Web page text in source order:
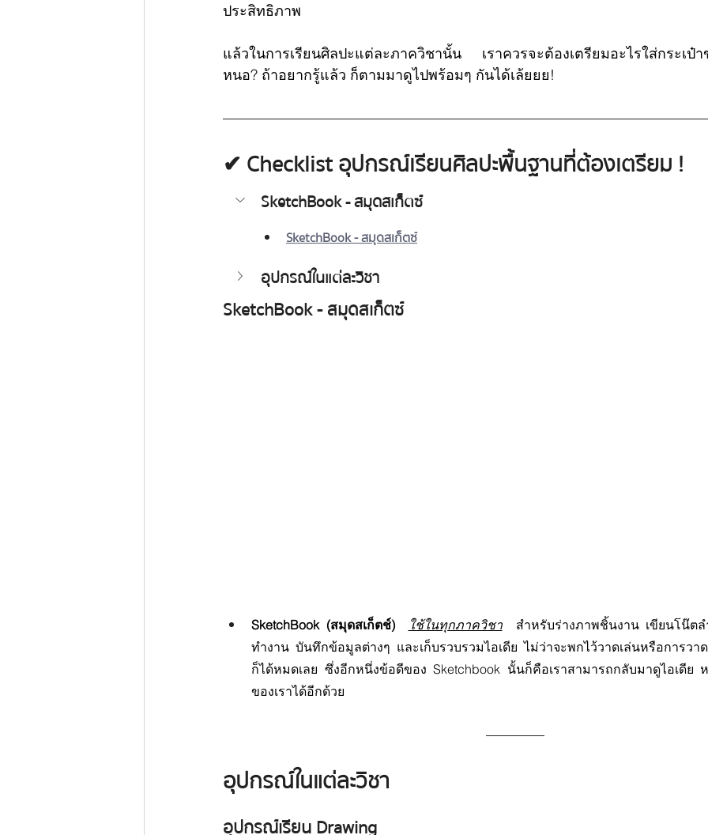
ประสิทธิภาพ
แล้วในการเรียนศิลปะแต่ละภาควิชานั้น เราควรจะต้องเตรียมอะไรใส่กระเป๋า
หนอ? ถ้าอยากรู้แล้ว ก็ตามมาดูไปพร้อมๆ กันได้เล้ยยย!
✔︎ Checklist อุปกรณ์เรียนศิลปะพื้นฐานที่ต้องเตรียม !
SketchBook - สมุดสเก็ตซ์
SketchBook - สมุดสเก็ตซ์
อุปกรณ์ในแต่ละวิชา
SketchBook - สมุดสเก็ตซ์
SketchBook (สมุดสเก็ตช์) ใช้ในทุกภาควิชา
สำหรับร่างภาพชิ้นงาน เขียนโน๊ต
ทำงาน บันทึกข้อมูลต่างๆ และเก็บรวบรวมไอเดีย ไม่ว่าจะพกไว้วาดเล่นหรือการวา
ก็ได้หมดเลย ซึ่งอีกหนึ่งข้อดีของ Sketchbook นั้นก็คือเราสามารถกลับมาดูไอเดีย
ของเราได้อีกด้วย
อุปกรณ์ในแต่ละวิชา
อุปกรณ์เรียน Drawing